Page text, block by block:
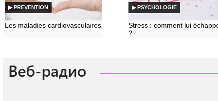
▶ PREVENTION
Les maladies cardiovasculaires
▶ PSYCHOLOGIE
Stress : comment lui
?